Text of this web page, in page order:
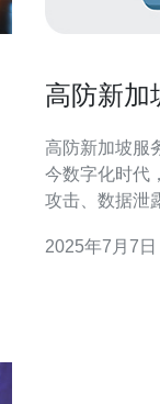
高防新加
高防新加坡服
今数字化时代
攻击、数据泄
提供最全面的安全保护。 新加
2025年7月7日